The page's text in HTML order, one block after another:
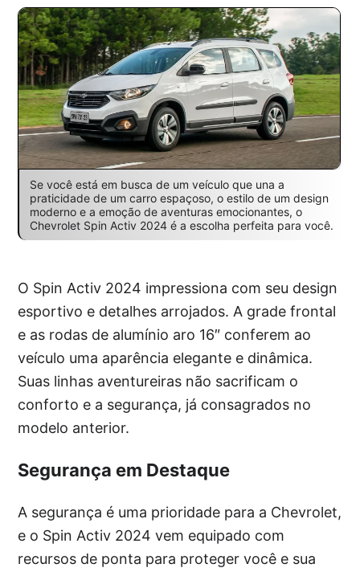
Se você está em busca de um veículo que una a
praticidade de um carro espaçoso, o estilo de um design
moderno e a emoção de aventuras emocionantes, o
Chevrolet Spin Activ 2024 é a escolha perfeita para você.
O Spin Activ 2024 impressiona com seu design
esportivo e detalhes arrojados. A grade frontal
e as rodas de alumínio aro 16″ conferem ao
veículo uma aparência elegante e dinâmica.
Suas linhas aventureiras não sacrificam o
conforto e a segurança, já consagrados no
modelo anterior.
Segurança em Destaque
A segurança é uma prioridade para a Chevrolet,
e o Spin Activ 2024 vem equipado com
recursos de ponta para proteger você e sua